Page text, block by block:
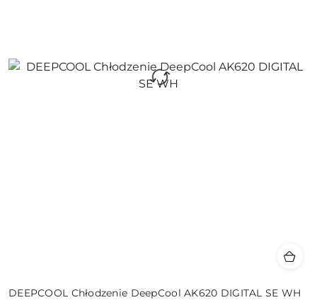
DEEPCOOL Chłodzenie DeepCool AK620 DIGITAL SE WH